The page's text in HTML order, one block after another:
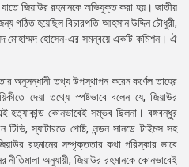
জিয়াউর রহমানকে অভিযুক্ত করা হয়। জাতীয়
গঠিত হয়েছিল বিচারপতি আহসান উদ্দিন চৌধুরী,
মোহাম্মদ হোসেন-এর সমন্বয়ে একটি কমিশন। ঐ
অনুসন্ধানী তথ্য উপস্থাপন করেন কর্ণেল তাহের
দেয়া তথ্যে স্পষ্টভাবে বলেন যে, জিয়াউর
হত্যাকান্ড কোনভাবেই সম্ভব ছিলনা। বঙ্গবন্ধুর
স্যাটারডে পোষ্ট, লন্ডন সানডে টাইমস সহ
রহমানের সম্পৃক্ততার কথা পরিস্কার ভাবে
অনুযায়ী, জিয়াউর রহমানকে কোনভাবেই